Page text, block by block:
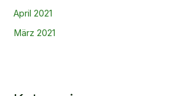
April 2021
März 2021